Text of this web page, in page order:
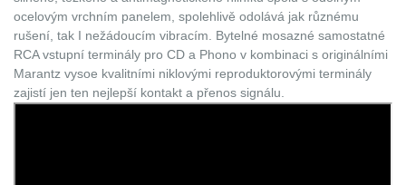
ocelovým vrchním panelem, spolehlivě odolává jak různému
rušení, tak I nežádoucím vibracím. Bytelné mosazné samostatné
RCA vstupní terminály pro CD a Phono v kombinaci s originálními
Marantz vysoe kvalitními niklovými reproduktorovými terminály
zajistí jen ten nejlepší kontakt a přenos signálu.